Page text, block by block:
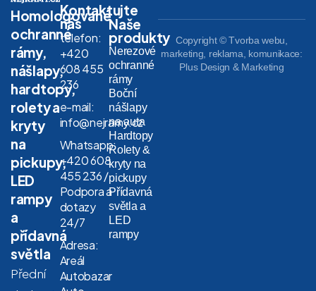
Homologované
ochranné
rámy,
nášlapy,
hardtopy,
rolety a
kryty
na
pickupy,
LED
rampy
a
přídavná
světla
Přední
Kontaktujte
nás
telefon:
+420
608 455
236
e-mail:
info@nejramy.cz
Whatsapp:
+420 608
455 236 /
Podpora a
dotazy
24/7
Adresa:
Areál
Autobazar
Naše
produkty
Nerezové
ochranné
rámy
Boční
nášlapy
na auta
Hardtopy
Rolety &
kryty na
pickupy
Přídavná
světla a
LED
rampy
Copyright © Tvorba webu,
marketing, reklama, komunikace:
Plus Design & Marketing